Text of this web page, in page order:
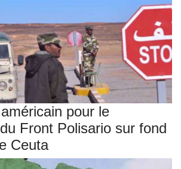
pour le
Front Polisario sur fond
Ceuta